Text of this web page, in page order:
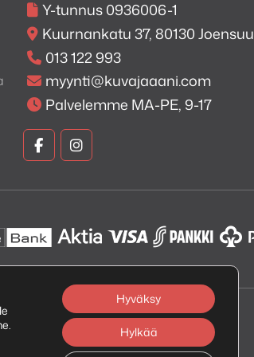
Y-tunnus 0936006-1
Kuurnankatu 37, 80130 Joensuu
013 122 993
myynti@kuvajaaani.com
Palvelemme MA-PE, 9-17
Kuva
Facebook
Kuva
Instagram
Hyväksy
Hylkää